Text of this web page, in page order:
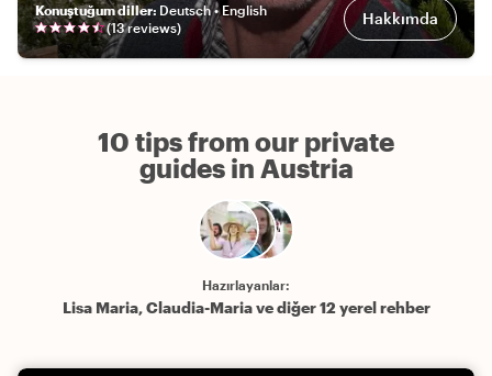
Konuştuğum diller: Deutsch • English
(13reviews) Hakkımda
10 tips from our private
guides in Austria
Hazırlayanlar:
Lisa Maria, Claudia-Maria ve diğer 12 yerel rehber